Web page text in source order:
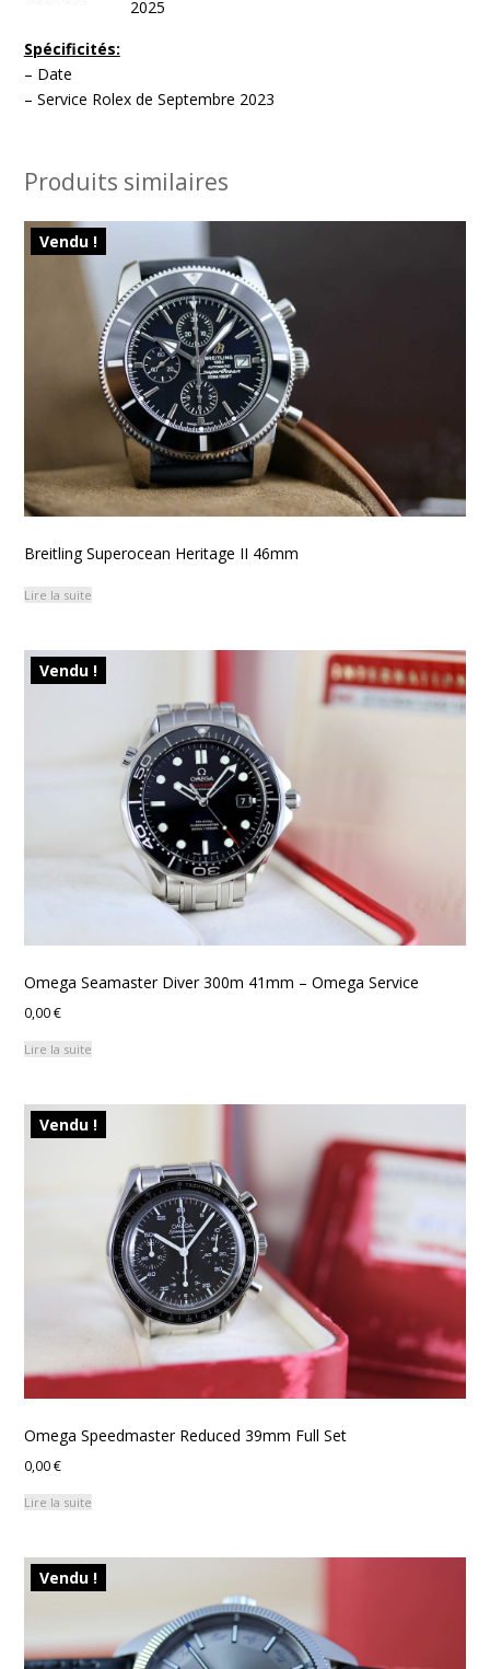
2025
Spécificités:
– Date
– Service Rolex de Septembre 2023
Produits similaires
Vendu !
Breitling Superocean Heritage II 46mm
Lire la suite
Vendu !
Omega Seamaster Diver 300m 41mm – Omega Service
0,00€
Lire la suite
Vendu !
Omega Speedmaster Reduced 39mm Full Set
0,00€
Lire la suite
Vendu !